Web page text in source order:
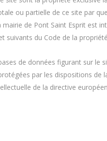
ou partielle de ce site par
mairie de Pont Saint Esprit est
suivants du Code de la
de données figurant sur le
par les dispositions
de la directive